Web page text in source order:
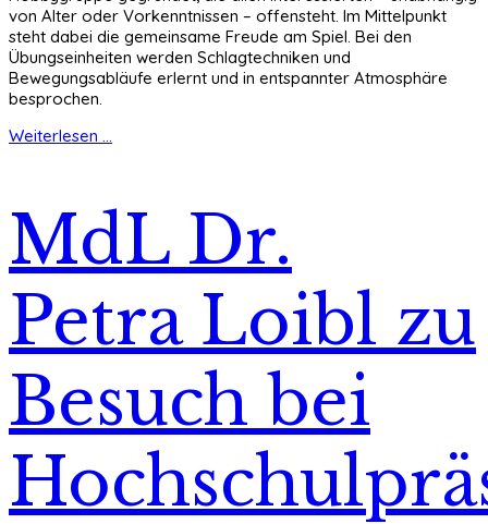
von Alter oder Vorkenntnissen – offensteht. Im Mittelpunkt
steht dabei die gemeinsame Freude am Spiel. Bei den
Übungseinheiten werden Schlagtechniken und
Bewegungsabläufe erlernt und in entspannter Atmosphäre
besprochen.
Weiterlesen ...
MdL Dr.
Petra Loibl zu
Besuch bei